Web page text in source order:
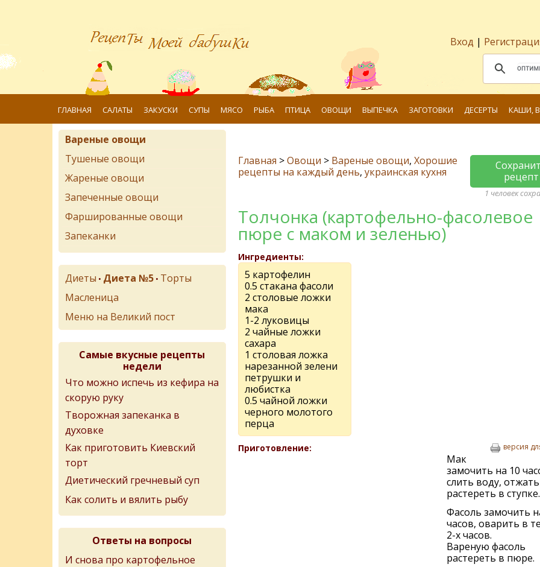
Вход |
ГЛАВНАЯ САЛАТЫ ЗАКУСКИ СУПЫ МЯСО РЫБА ПТИЦА ОВОЩИ ВЫПЕЧКА ЗАГОТОВКИ ДЕСЕРТЫ КАШИ,
Главная >Овощи > Вареные овощи, Хорошие
рецепты на каждый день, украинская кухня
рецепт
1 человек
Толчонка (картофельно-фасолевое
пюре с маком и зеленью)
Ингредиенты:
5 картофелин
0.5 стакана фасоли
2 столовые ложки
мака
1-2 луковицы
2 чайные ложки
сахара
1 столовая ложка
нарезанной зелени
петрушки и
любистка
0.5 чайной ложки
черного молотого
перца
Приготовление: версия
Мак
замочить на 10
слить воду,
растереть в ступке.
Фасоль замочить
часов, оварить в
2-х часов.
Вареную фасоль
растереть в пюре.
Вареные овощи
Тушеные овощи
Жареные овощи
Запеченные овощи
Фаршированные овощи
Запеканки
Диеты • Диета №5 • Торты
Масленица
Меню на Великий пост
Самые вкусные рецепты
недели
Что можно испечь из кефира на
скорую руку
Творожная запеканка в
духовке
Как приготовить Киевский
торт
Диетический гречневый суп
Как солить и вялить рыбу
Ответы на вопросы
И снова про картофельное